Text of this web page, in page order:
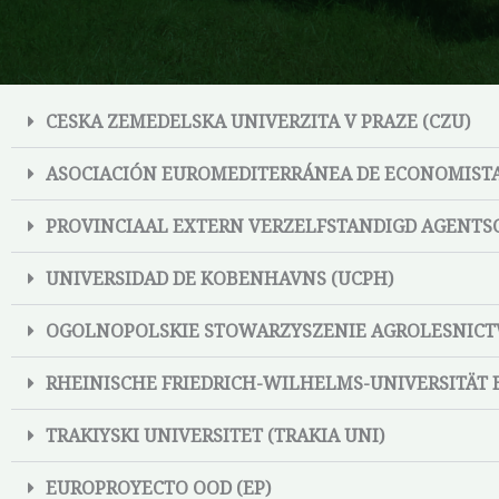
CESKA ZEMEDELSKA UNIVERZITA V PRAZE (CZU)
ASOCIACIÓN EUROMEDITERRÁNEA DE
PROVINCIAAL EXTERN VERZELFSTANDIGD
UNIVERSIDAD DE KOBENHAVNS (UCPH)
OGOLNOPOLSKIE STOWARZYSZENIE
RHEINISCHE FRIEDRICH-WILHELMS-UNIVERSITÄT
TRAKIYSKI UNIVERSITET (TRAKIA UNI)
EUROPROYECTO OOD (EP)